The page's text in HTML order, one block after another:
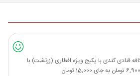
قنادی کندی با پکیج ویژه افطاری (زرتشت) با